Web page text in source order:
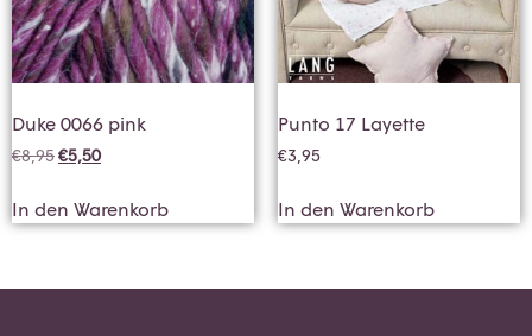
Duke 0066 pink
€8,95€5,50
In den Warenkorb
Punto 17 Layette
€3,95
In den Warenkorb